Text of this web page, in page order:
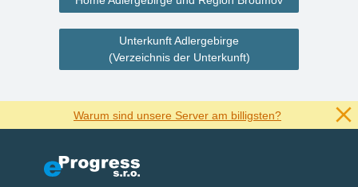
Unterkunft Adlergebirge
(Verzeichnis der Unterkunft)
Warum sind unsere Server am billigsten?